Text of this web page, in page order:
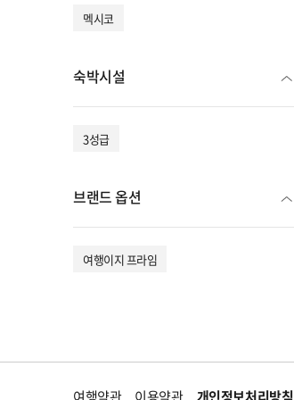
멕시코
숙박시설
3성급
브랜드 옵션
여행이지 프라임
여행약관 이용약관 개인정보처리방침